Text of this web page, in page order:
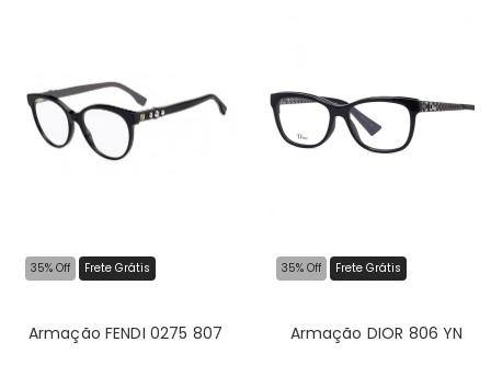
35% Off Frete Grátis
Armação FENDI 0275 807
35% Off Frete Grátis
Armação DIOR 806 YN